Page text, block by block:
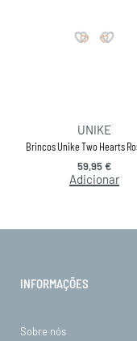
UNIKE
Brincos Unike Two Hearts
59,95€
Adicionar
INFORMAÇÕES
Sobre nós